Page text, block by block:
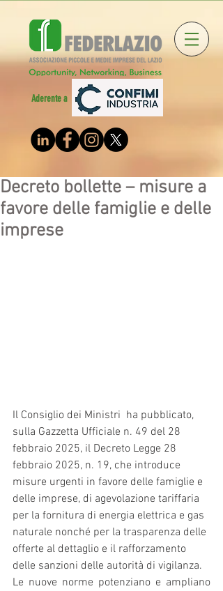
Aderente a
Decreto bollette – misure a
favore delle famiglie e delle
imprese
Il Consiglio dei Ministri  ha pubblicato,
sulla Gazzetta Ufficiale n. 49 del 28
febbraio 2025, il Decreto Legge 28
febbraio 2025, n. 19, che introduce
misure urgenti in favore delle famiglie e
delle imprese, di agevolazione tariffaria
per la fornitura di energia elettrica e gas
naturale nonché per la trasparenza delle
offerte al dettaglio e il rafforzamento
delle sanzioni delle autorità di vigilanza.
Le nuove norme potenziano e ampliano